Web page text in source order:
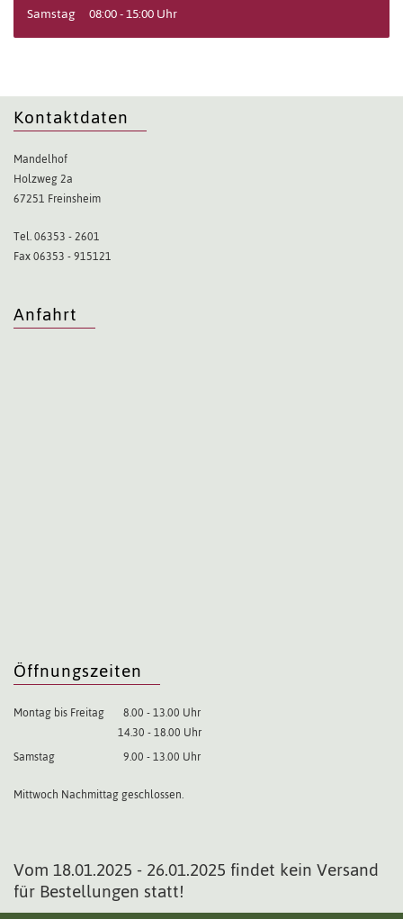
Samstag 08:00 - 15:00 Uhr
Kontaktdaten
Mandelhof
Holzweg 2a
67251 Freinsheim
Tel. 06353 - 2601
Fax 06353 - 915121
Anfahrt
Öffnungszeiten
Montag bis Freitag
8.00 - 13.00 Uhr
14.30 - 18.00 Uhr
Samstag
9.00 - 13.00 Uhr
Mittwoch Nachmittag geschlossen.
Vom 18.01.2025 - 26.01.2025 findet kein Versand
für Bestellungen statt!